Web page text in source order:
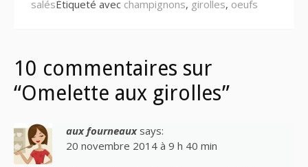
salésÉtiqueté avec champignons, girolles, oeufs
10 commentaires sur
“Omelette aux girolles”
aux fourneaux says:
20 novembre 2014 à 9 h 40 min